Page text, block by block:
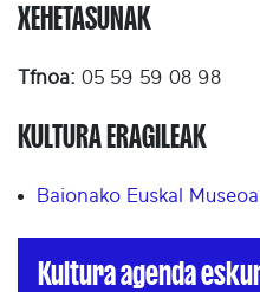
XEHETASUNAK
Tfnoa: 05 59 59 08 98
KULTURA ERAGILEAK
Baionako Euskal Museoa
Kultura agenda